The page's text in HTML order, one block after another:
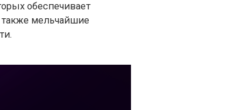
обеспечивает
мельчайшие